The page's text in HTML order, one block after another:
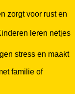
zorgt voor rust en
leren netjes
stress en maakt
familie of